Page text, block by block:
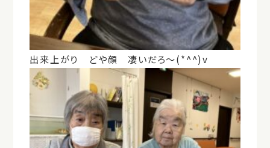
出来上がり どや顔 凄いだろ～(*^^)v